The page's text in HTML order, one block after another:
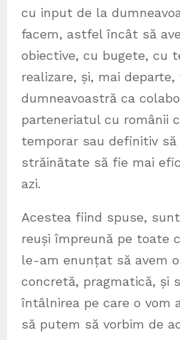
cu input de la
facem, astfel încât să
obiective, cu bugete, cu
realizare, și, mai
dumneavoastră ca
parteneriatul cu românii
temporar sau definitiv să
străinătate să fie mai
azi.
Acestea fiind spuse,
reuși împreună pe toate
le-am enunțat să avem
concretă, pragmatică, și
întâlnirea pe care o vom
să putem să vorbim de